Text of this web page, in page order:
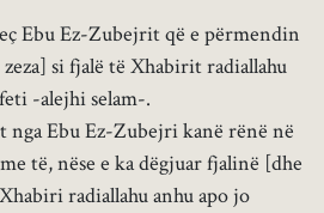
Ebu Ez-Zubejrit që e përmendin
si fjalë të Xhabirit radiallahu
-alejhi selam-.
nga Ebu Ez-Zubejri kanë rënë në
të, nëse e ka dëgjuar fjalinë [dhe
radiallahu anhu apo jo